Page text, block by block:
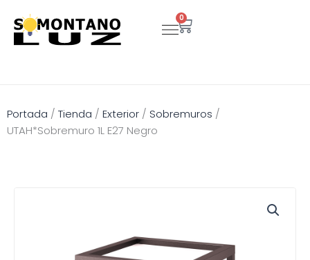
contenido
0
Carrito
Portada / Tienda / Exterior / Sobremuros /
UTAH*Sobremuro 1L E27 Negro